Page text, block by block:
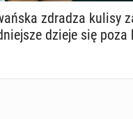
zdradza kulisy
dzieje się poza